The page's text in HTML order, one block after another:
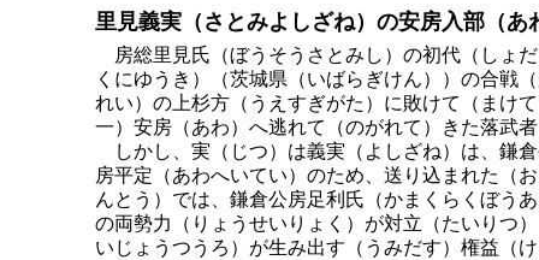
里見義実（さとみよしざね）の安房入部（あ
房総里見氏（ぼうそうさとみし）の初代（しょ
くにゆうき）（茨城県（いばらぎけん））の合戦
れい）の上杉方（うえすぎがた）に敗けて（まけ
一）安房（あわ）へ逃れて（のがれて）きた落武
しかし、実（じつ）は義実（よしざね）は、鎌
房平定（あわへいてい）のため、送り込まれた（
んとう）では、鎌倉公房足利氏（かまくらくぼう
の両勢力（りょうせいりょく）が対立（たいりつ
いじょうつうろ）が生み出す（うみだす）権益（